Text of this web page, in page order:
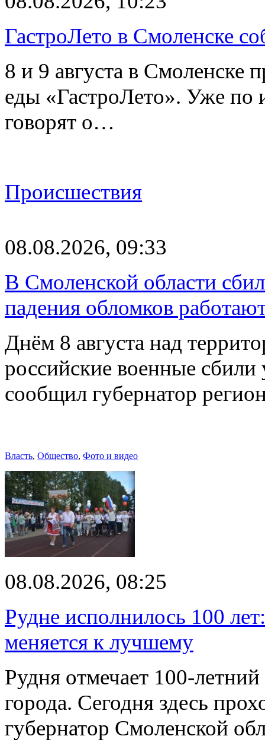
ГастроЛето в Смоленске
8 и 9 августа в Смоленске
еды «ГастроЛето». Уже по
говорят о…
Происшествия
08.08.2026, 09:33
В Смоленской области
падения обломков
Днём 8 августа над
российские военные
сообщил губернатор
Власть, Общество, Фото и видео
08.08.2026, 08:25
Рудне исполнилось 100
меняется к лучшему
Рудня отмечает 100-
города. Сегодня здесь
губернатор Смоленской